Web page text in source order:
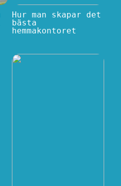
Hur man skapar det
bästa
hemmakontoret